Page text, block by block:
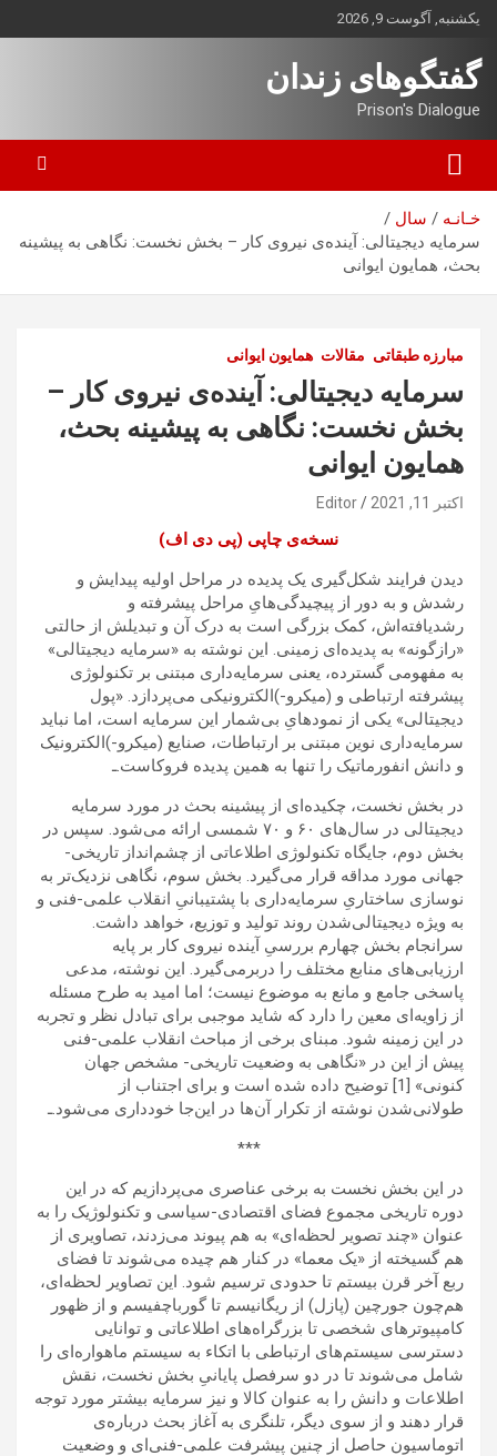
بروید
یکشنبه, آگوست 9, 2026
گفتگوهای زندان
Prison's Dialogue
خـانـه
سال
سرمایه‌ دیجیتالی: آینده‌ی نیروی کار – بخش نخست: نگاهی به پیشینه
بحث، همایون ایوانی
مبارزه طبقاتی مقالات همایون ایوانی
سرمایه‌ دیجیتالی: آینده‌ی نیروی کار –
بخش نخست: نگاهی به پیشینه بحث،
همایون ایوانی
اکتبر 11, 2021 Editor
نسخه‌ی چاپی (پی دی اف)
دیدن فرایند شکل‌گیری یک پدیده در مراحل اولیه پیدایش و
رشدش و به دور از پیچیدگی‌هایِ مراحل پیشرفته و
رشدیافته‌اش، کمک بزرگی است به درک آن و تبدیلش از حالتی
«رازگونه» به پدیده‌ای زمینی. این نوشته به «سرمایه دیجیتالی»
به مفهومی گسترده، یعنی سرمایه‌داری مبتنی بر تکنولوژی
پیشرفته ارتباطی و (میکرو-)الکترونیکی می‌پردازد. «پول
دیجیتالی» یکی از نمودهایِ بی‌شمار این سرمایه است، اما نباید
سرمایه‌داری نوین مبتنی بر ارتباطات، صنایع (میکرو-)الکترونیک
و دانش انفورماتیک را تنها به همین پدیده فروکاست.ـ
در بخش نخست، چکیده‌ای از پیشینه بحث در مورد سرمایه
دیجیتالی در سال‌های ۶۰ و ۷۰ شمسی ارائه می‌شود. سپس در
بخش دوم، جایگاه تکنولوژی اطلاعاتی از چشم‌انداز تاریخی-
جهانی مورد مداقه قرار می‌گیرد. بخش سوم، نگاهی نزدیک‌تر به
نوسازی ساختاریِ سرمایه‌داری با پشتیبانیِ انقلاب علمی-فنی و
به ویژه دیجیتالی‌شدن روند تولید و توزیع، خواهد داشت.
سرانجام بخش چهارم بررسیِ آینده نیروی کار بر پایه
ارزیابی‌های منابع مختلف را دربرمی‌گیرد. این نوشته، مدعی
پاسخی جامع و مانع به موضوع نیست؛ اما امید به طرح مسئله‌
از زاویه‌ای معین را دارد که شاید موجبی برای تبادل نظر و تجربه
در این زمینه شود. مبنای برخی از مباحث انقلاب علمی-فنی
پیش از این در «نگاهی به وضعیت تاریخی- مشخص جهان
کنونی» [1] توضیح داده شده است و برای اجتناب از
طولانی‌شدن نوشته از تکرار آن‌ها در این‌جا خودداری می‌شود.ـ
***
در این بخش نخست به برخی عناصری می‌پردازیم که در این
دوره تاریخی مجموع فضای اقتصادی-سیاسی و تکنولوژیک را به
عنوان «چند تصویر لحظه‌ای» به هم پیوند می‌زدند، تصاویری از
هم گسیخته از «یک معما» در کنار هم چیده می‌شوند تا فضای
ربع آخر قرن بیستم تا حدودی ترسیم شود. این تصاویر لحظه‌ای،
هم‌چون جورچین (پازل) از ریگانیسم تا گورباچفیسم و از ظهور
کامپیوترهای شخصی تا بزرگراه‌های اطلاعاتی و توانایی
دسترسی سیستم‌های ارتباطی با اتکاء به سیستم ماهواره‌ای را
شامل می‌شوند تا در دو سرفصل پایانیِ بخش نخست، نقش
اطلاعات و دانش را به عنوان کالا و نیز سرمایه بیشتر مورد توجه
قرار دهند و از سوی دیگر، تلنگری به آغاز بحث درباره‌ی
اتوماسیون حاصل از چنین پیشرفت علمی-فنی‌ای و وضعیت